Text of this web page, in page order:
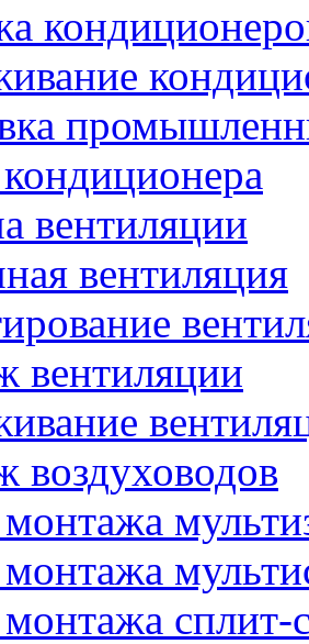
вентиляции
вентиляция
вентиляции
воздуховодов
сплит-